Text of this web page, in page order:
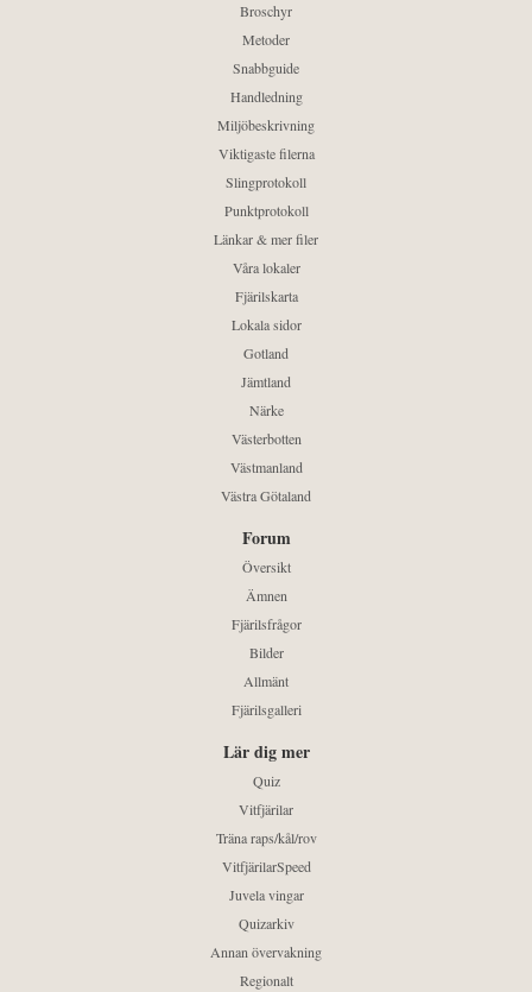
Broschyr
Metoder
Snabbguide
Handledning
Miljöbeskrivning
Viktigaste filerna
Slingprotokoll
Punktprotokoll
Länkar & mer filer
Våra lokaler
Fjärilskarta
Lokala sidor
Gotland
Jämtland
Närke
Västerbotten
Västmanland
Västra Götaland
Forum
Översikt
Ämnen
Fjärilsfrågor
Bilder
Allmänt
Fjärilsgalleri
Lär dig mer
Quiz
Vitfjärilar
Träna raps/kål/rov
VitfjärilarSpeed
Juvela vingar
Quizarkiv
Annan övervakning
Regionalt